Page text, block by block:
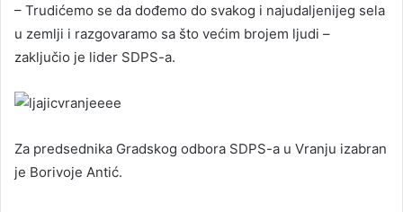
– Trudićemo se da dođemo do svakog i najudaljenijeg sela
u zemlji i razgovaramo sa što većim brojem ljudi –
zaključio je lider SDPS-a.
Za predsednika Gradskog odbora SDPS-a u Vranju izabran
je Borivoje Antić.